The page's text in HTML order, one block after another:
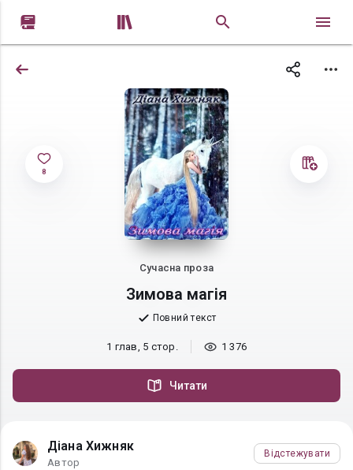
 
8
Сучасна проза
Зимова магія
Повний текст
1 глав, 5 стор. 1 376
Читати
Діана Хижняк
Автор
Відстежувати